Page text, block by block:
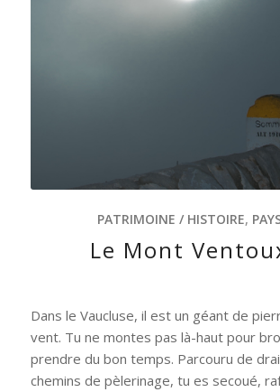
PATRIMOINE / HISTOIRE,
Le Mont
Dans le Vaucluse, il est un géant de
vent. Tu ne montes pas là-haut pour
prendre du bon temps. Parcouru de
chemins de pèlerinage, tu es secoué,